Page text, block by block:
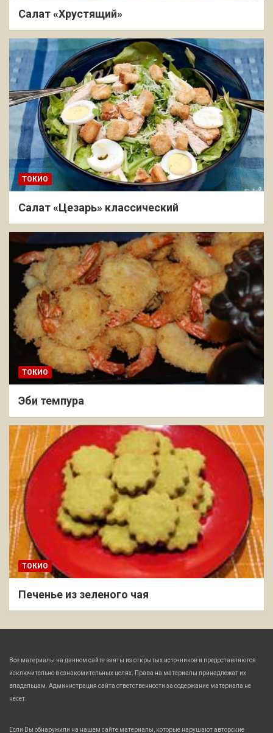
Салат «Хрустящий»
ТОКИО
Салат «Цезарь» классический
ТОКИО
Эби темпура
ТОКИО
Печенье из зеленого чая
Все материалы на данном сайте взяты из открытых источников и предоставляются
исключительно в ознакомительных целях. Права на материалы принадлежат их
владельцам. Администрация сайта ответственности за содержание материала не
несет.
Если Вы обнаружили на нашем сайте материалы, которые нарушают авторские